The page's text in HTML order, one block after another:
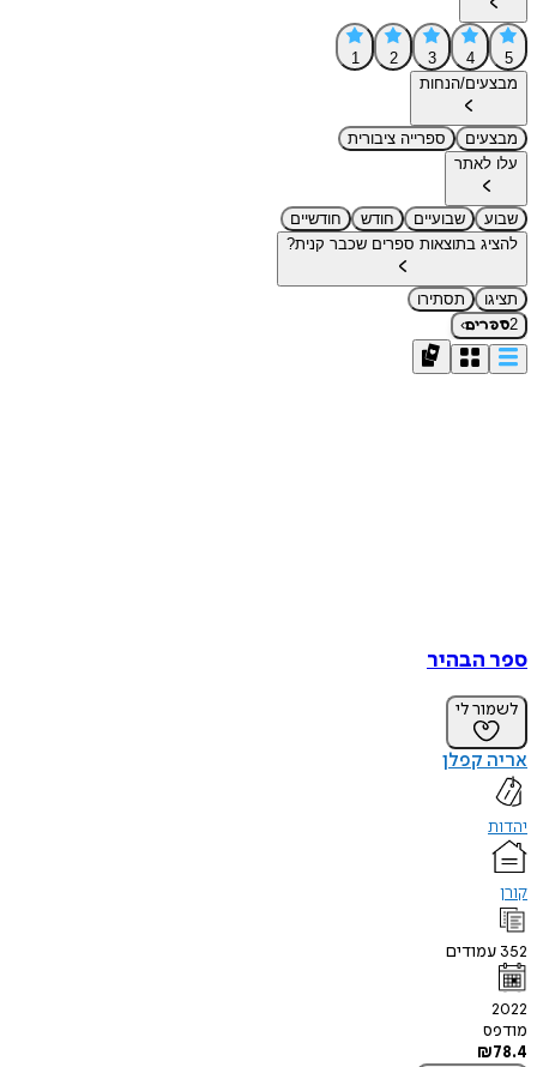
5
4
3
2
1
מבצעים/הנחות
מבצעים
ספרייה ציבורית
עלו לאתר
שבוע שבועיים חודש
חודשיים
להציג בתוצאות ספרים שכבר קנית?
תציגו
תסתירו
2ספרים›
ספר הבהיר
לשמור לי
אריה קפלן
יהדות
קורן
352 עמודים
2022
מודפס
₪78.4